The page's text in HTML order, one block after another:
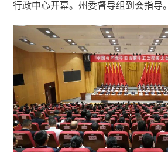
行政中心开幕。州委督导组到会指导。